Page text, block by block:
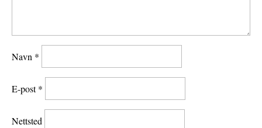
Navn *
E-post*
Nettsted